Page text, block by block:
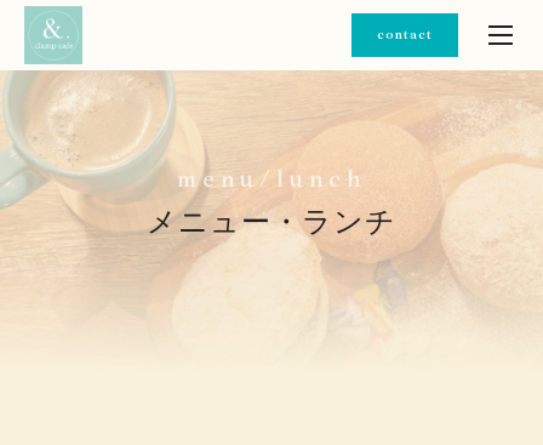
contact
メニュー・ランチ
me n u / l u n c h